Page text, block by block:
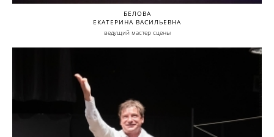
БЕЛОВА
ЕКАТЕРИНА ВАСИЛЬЕВНА
ведущий мастер сцены